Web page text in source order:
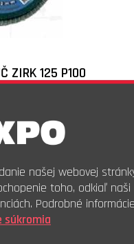
ZIRK 125 P100
našej webovej
toho, odkiaľ naši
Podrobné
súkromia